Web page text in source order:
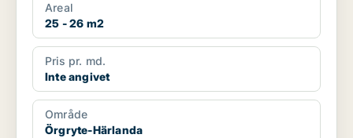
Areal
25 - 26 m2
Pris pr. md.
Inte angivet
Område
Örgryte-Härlanda